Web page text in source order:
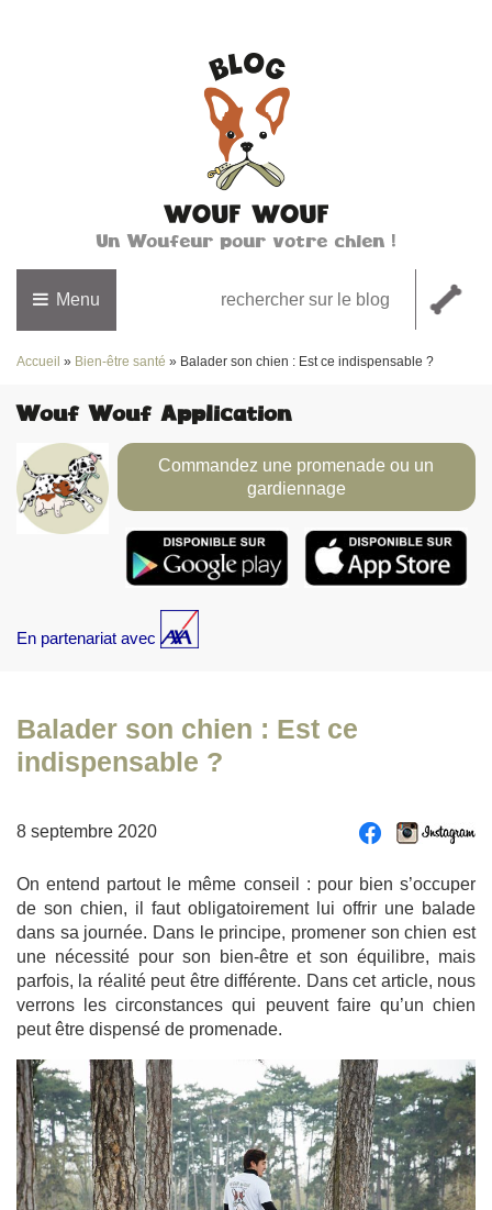
Un Woufeur pour votre chien !
Menu
Accueil » Bien-être santé » Balader son chien : Est ce indispensable ?
Wouf Wouf Application
Commandez une promenade ou un
gardiennage
En partenariat avec
Balader son chien : Est ce
indispensable ?
8 septembre 2020
On entend partout le même conseil : pour bien s’occuper
de son chien, il faut obligatoirement lui offrir une balade
dans sa journée. Dans le principe, promener son chien est
une nécessité pour son bien-être et son équilibre, mais
parfois, la réalité peut être différente. Dans cet article, nous
verrons les circonstances qui peuvent faire qu’un chien
peut être dispensé de promenade.